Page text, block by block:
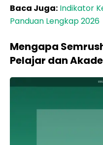
Baca Juga: Indikator
Panduan Lengkap 2026
Mengapa
Pelajar dan